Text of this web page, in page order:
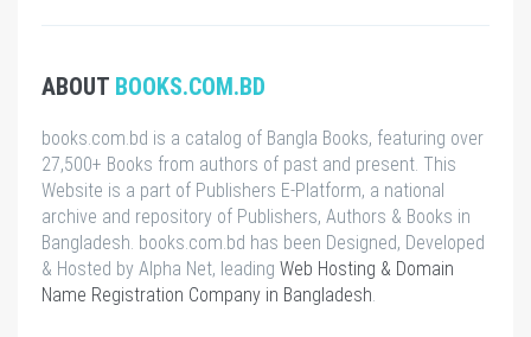
ABOUT BOOKS.COM.BD
books.com.bd is a catalog of Bangla Books, featuring over
27,500+ Books from authors of past and present. This
Website is a part of Publishers E-Platform, a national
archive and repository of Publishers, Authors & Books in
Bangladesh. books.com.bd has been Designed, Developed
& Hosted by Alpha Net, leading Web Hosting & Domain
Name Registration Company in Bangladesh